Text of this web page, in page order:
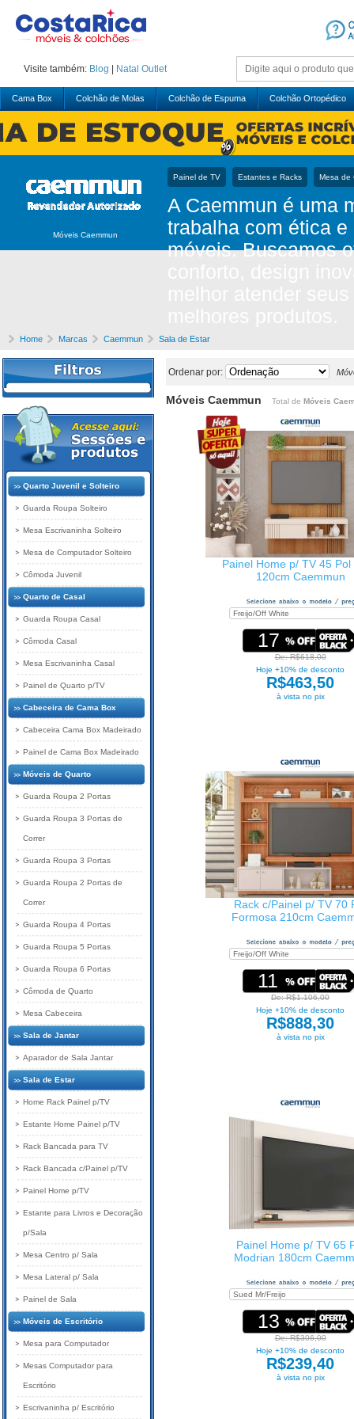
Visite também: Blog Natal Outlet
Cama Box Colchão de Molas Colchão de Espuma Colchão Ortopédico
Móveis Caemmun
Painel de TV Estantes e Racks Mesa de
A Caemmun é uma
trabalha com ética
móveis. Buscamos
Home Marcas Caemmun Sala de Estar
Ordenar por:
Móveis Caemmun Total de Móveis
Painel Home p/ TV 45 Pol
120cm Caemmun
17
De: R$618,00
Hoje +10% de desconto
R$463,50
à vista no pix
Rack c/Painel p/ TV 70
Formosa 210cm
11
De: R$1.106,00
Hoje +10% de desconto
R$888,30
à vista no pix
Painel Home p/ TV 65
Modrian 180cm
13
De: R$306,00
Hoje +10% de desconto
R$239,40
à vista no pix
Quarto Juvenil e Solteiro
Guarda Roupa Solteiro
Mesa Escrivaninha Solteiro
Mesa de Computador Solteiro
Cômoda Juvenil
Quarto de Casal
Guarda Roupa Casal
Cômoda Casal
Mesa Escrivaninha Casal
Painel de Quarto p/TV
Cabeceira de Cama Box
Cabeceira Cama Box Madeirado
Painel de Cama Box Madeirado
Móveis de Quarto
Guarda Roupa 2 Portas
Guarda Roupa 3 Portas de
Correr
Guarda Roupa 3 Portas
Guarda Roupa 2 Portas de
Correr
Guarda Roupa 4 Portas
Guarda Roupa 5 Portas
Guarda Roupa 6 Portas
Cômoda de Quarto
Mesa Cabeceira
Sala de Jantar
Aparador de Sala Jantar
Sala de Estar
Home Rack Painel p/TV
Estante Home Painel p/TV
Rack Bancada para TV
Rack Bancada c/Painel p/TV
Painel Home p/TV
Estante para Livros e Decoração
p/Sala
Mesa Centro p/ Sala
Mesa Lateral p/ Sala
Painel de Sala
Móveis de Escritório
Mesa para Computador
Mesas Computador para
Escritório
Escrivaninha p/ Escritório